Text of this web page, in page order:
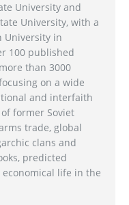
University and
University, with a
University in
100 published
than 3000
on a wide
and interfaith
former Soviet
trade, global
clans and
predicted
life in the